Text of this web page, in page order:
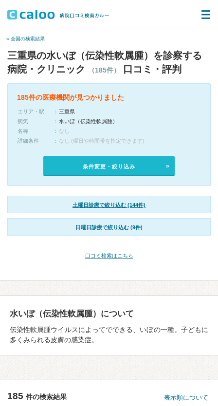
« 全国の検索結果
三重県の水いぼ（伝染性軟属腫）を診察する
病院・クリニック
（185件） 口コミ・評判
185件の医療機関が見つかりました
エリア・駅
三重県
病気
水いぼ（伝染性軟属腫）
名称
なし
詳細条件
なし (曜日や時間帯を指定できます)
条件変更・絞り込み
土曜日診療で絞り込む (144件)
日曜日診療で絞り込む (9件)
口コミ検索はこちら
水いぼ（伝染性軟属腫）について
伝染性軟属腫ウイルスによってでできる、いぼの一種。子どもに
多くみられる皮膚の感染症。
185 件の検索結果 表示順について